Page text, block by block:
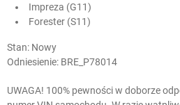
Impreza (G11)
Forester (S11)
Stan: Nowy
Odniesienie: BRE_P78014
UWAGA! 100% pewności w doborze